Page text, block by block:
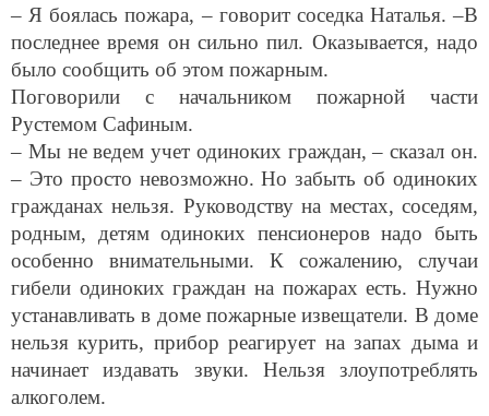
– Я боялась пожара, – говорит соседка Наталья. –В
последнее время он сильно пил. Оказывается, надо
было сообщить об этом пожарным.
Поговорили с начальником пожарной части
Рустемом Сафиным.
– Мы не ведем учет одиноких граждан, – сказал он.
– Это просто невозможно. Но забыть об одиноких
гражданах нельзя. Руководству на местах, соседям,
родным, детям одиноких пенсионеров надо быть
особенно внимательными. К сожалению, случаи
гибели одиноких граждан на пожарах есть. Нужно
устанавливать в доме пожарные извещатели. В доме
нельзя курить, прибор реагирует на запах дыма и
начинает издавать звуки. Нельзя злоупотреблять
алкоголем.